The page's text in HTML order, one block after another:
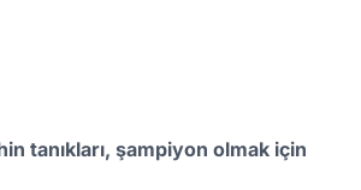
tanıkları, şampiyon olmak için